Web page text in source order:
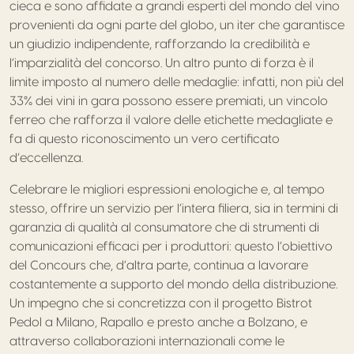
cieca e sono affidate a grandi esperti del mondo del vino
provenienti da ogni parte del globo, un iter che garantisce
un giudizio indipendente, rafforzando la credibilità e
l’imparzialità del concorso. Un altro punto di forza è il
limite imposto al numero delle medaglie: infatti, non più del
33% dei vini in gara possono essere premiati, un vincolo
ferreo che rafforza il valore delle etichette medagliate e
fa di questo riconoscimento un vero certificato
d’eccellenza.
Celebrare le migliori espressioni enologiche e, al tempo
stesso, offrire un servizio per l’intera filiera, sia in termini di
garanzia di qualità al consumatore che di strumenti di
comunicazioni efficaci per i produttori: questo l’obiettivo
del Concours che, d’altra parte, continua a lavorare
costantemente a supporto del mondo della distribuzione.
Un impegno che si concretizza con il progetto Bistrot
Pedol a Milano, Rapallo e presto anche a Bolzano, e
attraverso collaborazioni internazionali come le